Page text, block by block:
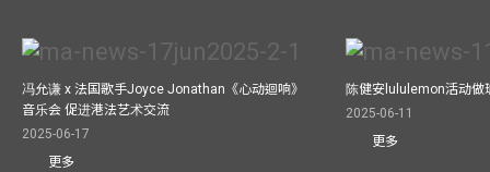
冯允谦 x 法国歌手Joyce Jonathan《心动迴响》
音乐会 促进港法艺术交流
2025-06-17
更多
陈健安lululemon活动做
2025-06-11
更多